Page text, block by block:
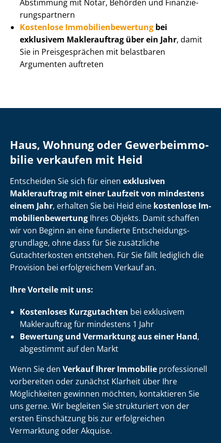
Abstimmung mit Notar, Behörden und Fi­nan­zie­
rungs­part­nern
Kostenlose Im­mo­bi­li­en­be­wer­tung bei
exklusivem Maklerauftrag über ein Jahr, damit
Sie in Preisgesprächen mit belastbaren
Argumenten auftreten
Haus, Wohnung oder Ge­wer­be­im­mo­
bi­lie verkaufen mit Heid
Entscheiden Sie sich für einen exklusiven
Maklerauftrag mit einer Laufzeit von mindestens
einem Jahr, erhalten Sie bei Heid eine kostenlose Im­
mo­bi­li­en­be­wer­tung Ihres Objekts. Damit schaffen
wir von Beginn an eine fundierte Ent­schei­dungs­
grund­la­ge, ohne dass für Sie zusätzliche
Gutachterkosten entstehen. Für Sie fällt lediglich die
Provision bei erfolgreichem Verkauf an.
Ihre Vorteile mit uns:
Kostenloses Kurzgutachten bei exklusivem
Maklerauftrag für mindestens 1 Jahr
Bewertung und Vermarktung aus einer Hand,
abgestimmt auf den Markt
Wenn Sie den Verkauf Ihrer Immobilie professionell
vorbereiten oder zunächst Klarheit über Ihre
Möglichkeiten gewinnen möchten, kontaktieren Sie
uns gerne. Wir begleiten Sie strukturiert von der
ersten Einschätzung bis zur erfolgreichen
Vermarktung oder Akquise.